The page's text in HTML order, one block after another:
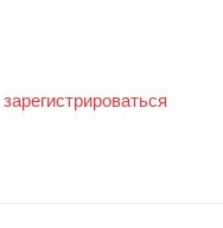
зарегистрироваться